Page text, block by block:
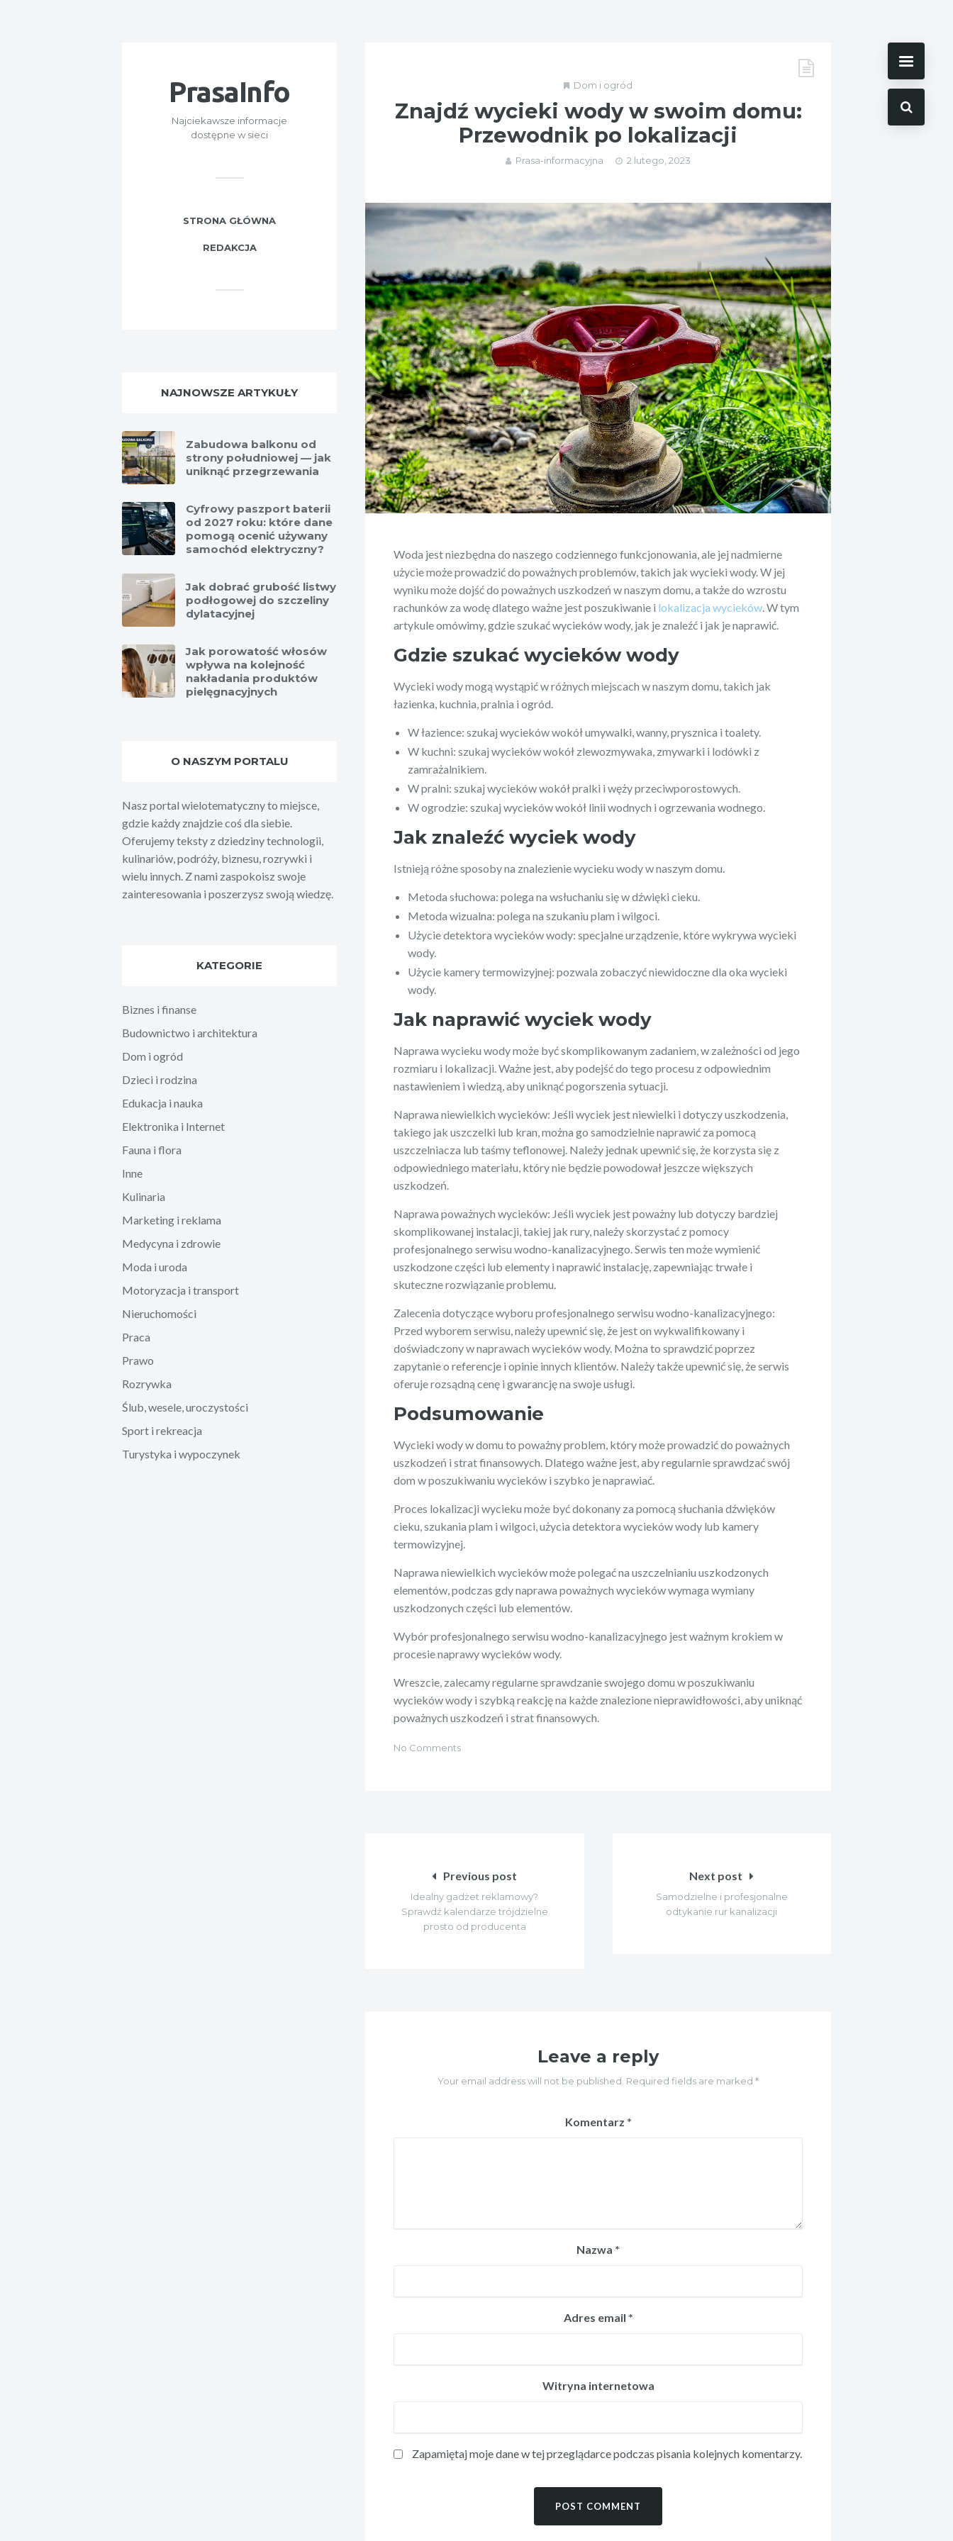
Dom i ogród
Znajdź wycieki wody w swoim domu:
Przewodnik po lokalizacji
Prasa-informacyjna 2 lutego, 2023
Woda jest niezbędna do naszego codziennego funkcjonowania, ale jej nadmierne
użycie może prowadzić do poważnych problemów, takich jak wycieki wody. W jej
wyniku może dojść do poważnych uszkodzeń w naszym domu, a także do wzrostu
rachunków za wodę dlatego ważne jest poszukiwanie i lokalizacja wycieków. W tym
artykule omówimy, gdzie szukać wycieków wody, jak je znaleźć i jak je naprawić.
Gdzie szukać wycieków wody
Wycieki wody mogą wystąpić w różnych miejscach w naszym domu, takich jak
łazienka, kuchnia, pralnia i ogród.
W łazience: szukaj wycieków wokół umywalki, wanny, prysznica i toalety.
W kuchni: szukaj wycieków wokół zlewozmywaka, zmywarki i lodówki z
zamrażalnikiem.
W pralni: szukaj wycieków wokół pralki i węży przeciwporostowych.
W ogrodzie: szukaj wycieków wokół linii wodnych i ogrzewania wodnego.
Jak znaleźć wyciek wody
Istnieją różne sposoby na znalezienie wycieku wody w naszym domu.
Metoda słuchowa: polega na wsłuchaniu się w dźwięki cieku.
Metoda wizualna: polega na szukaniu plam i wilgoci.
Użycie detektora wycieków wody: specjalne urządzenie, które wykrywa wycieki
wody.
Użycie kamery termowizyjnej: pozwala zobaczyć niewidoczne dla oka wycieki
wody.
Jak naprawić wyciek wody
Naprawa wycieku wody może być skomplikowanym zadaniem, w zależności od jego
rozmiaru i lokalizacji. Ważne jest, aby podejść do tego procesu z odpowiednim
nastawieniem i wiedzą, aby uniknąć pogorszenia sytuacji.
Naprawa niewielkich wycieków: Jeśli wyciek jest niewielki i dotyczy uszkodzenia,
takiego jak uszczelki lub kran, można go samodzielnie naprawić za pomocą
uszczelniacza lub taśmy teflonowej. Należy jednak upewnić się, że korzysta się z
odpowiedniego materiału, który nie będzie powodował jeszcze większych
uszkodzeń.
Naprawa poważnych wycieków: Jeśli wyciek jest poważny lub dotyczy bardziej
skomplikowanej instalacji, takiej jak rury, należy skorzystać z pomocy
profesjonalnego serwisu wodno-kanalizacyjnego. Serwis ten może wymienić
uszkodzone części lub elementy i naprawić instalację, zapewniając trwałe i
skuteczne rozwiązanie problemu.
Zalecenia dotyczące wyboru profesjonalnego serwisu wodno-kanalizacyjnego:
Przed wyborem serwisu, należy upewnić się, że jest on wykwalifikowany i
doświadczony w naprawach wycieków wody. Można to sprawdzić poprzez
zapytanie o referencje i opinie innych klientów. Należy także upewnić się, że serwis
oferuje rozsądną cenę i gwarancję na swoje usługi.
Podsumowanie
Wycieki wody w domu to poważny problem, który może prowadzić do poważnych
uszkodzeń i strat finansowych. Dlatego ważne jest, aby regularnie sprawdzać swój
dom w poszukiwaniu wycieków i szybko je naprawiać.
Proces lokalizacji wycieku może być dokonany za pomocą słuchania dźwięków
cieku, szukania plam i wilgoci, użycia detektora wycieków wody lub kamery
termowizyjnej.
Naprawa niewielkich wycieków może polegać na uszczelnianiu uszkodzonych
elementów, podczas gdy naprawa poważnych wycieków wymaga wymiany
uszkodzonych części lub elementów.
Wybór profesjonalnego serwisu wodno-kanalizacyjnego jest ważnym krokiem w
procesie naprawy wycieków wody.
Wreszcie, zalecamy regularne sprawdzanie swojego domu w poszukiwaniu
wycieków wody i szybką reakcję na każde znalezione nieprawidłowości, aby uniknąć
poważnych uszkodzeń i strat finansowych.
No Comments
Previous post
Idealny gadżet reklamowy?
Sprawdź kalendarze trójdzielne
prosto od producenta
Next post
Samodzielne i profesjonalne
odtykanie rur kanalizacji
Leave a reply
Your email address will not be published. Required fields are marked *
Komentarz *
Nazwa *
Adres email *
Witryna internetowa
Zapamiętaj moje dane w tej przeglądarce podczas pisania kolejnych komentarzy.
PrasaInfo
Najciekawsze informacje
dostępne w sieci
STRONA GŁÓWNA
REDAKCJA
NAJNOWSZE ARTYKUŁY
Zabudowa balkonu od
strony południowej — jak
uniknąć przegrzewania
Cyfrowy paszport baterii
od 2027 roku: które dane
pomogą ocenić używany
samochód elektryczny?
Jak dobrać grubość listwy
podłogowej do szczeliny
dylatacyjnej
Jak porowatość włosów
wpływa na kolejność
nakładania produktów
pielęgnacyjnych
O NASZYM PORTALU
Nasz portal wielotematyczny to miejsce,
gdzie każdy znajdzie coś dla siebie.
Oferujemy teksty z dziedziny technologii,
kulinariów, podróży, biznesu, rozrywki i
wielu innych. Z nami zaspokoisz swoje
zainteresowania i poszerzysz swoją wiedzę.
KATEGORIE
Biznes i finanse
Budownictwo i architektura
Dom i ogród
Dzieci i rodzina
Edukacja i nauka
Elektronika i Internet
Fauna i flora
Inne
Kulinaria
Marketing i reklama
Medycyna i zdrowie
Moda i uroda
Motoryzacja i transport
Nieruchomości
Praca
Prawo
Rozrywka
Ślub, wesele, uroczystości
Sport i rekreacja
Turystyka i wypoczynek